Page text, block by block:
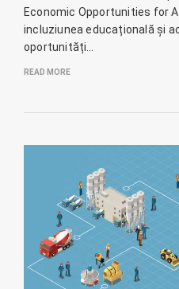
Economic Opportunities for
incluziunea educațională și
oportunități…
READ MORE